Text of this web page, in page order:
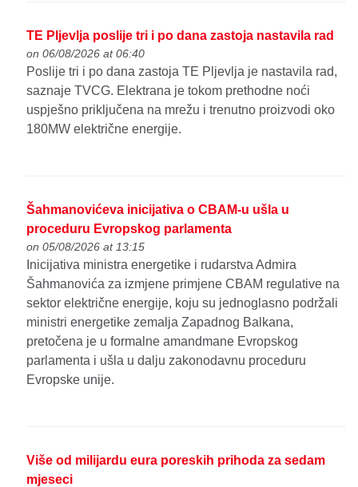
TE Pljevlja poslije tri i po dana zastoja nastavila rad
on 06/08/2026 at 06:40
Poslije tri i po dana zastoja TE Pljevlja je nastavila rad,
saznaje TVCG. Elektrana je tokom prethodne noći
uspješno priključena na mrežu i trenutno proizvodi oko
180MW električne energije.
Šahmanovićeva inicijativa o CBAM-u ušla u
proceduru Evropskog parlamenta
on 05/08/2026 at 13:15
Inicijativa ministra energetike i rudarstva Admira
Šahmanovića za izmjene primjene CBAM regulative na
sektor električne energije, koju su jednoglasno podržali
ministri energetike zemalja Zapadnog Balkana,
pretočena je u formalne amandmane Evropskog
parlamenta i ušla u dalju zakonodavnu proceduru
Evropske unije.
Više od milijardu eura poreskih prihoda za sedam
mjeseci